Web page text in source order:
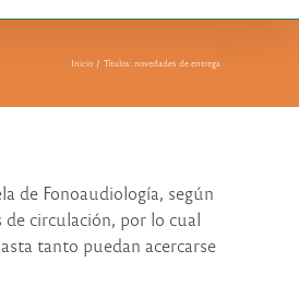
Inicio Títulos: novedades de entrega
de Fonoaudiología, según
circulación, por lo cual
tanto puedan acercarse